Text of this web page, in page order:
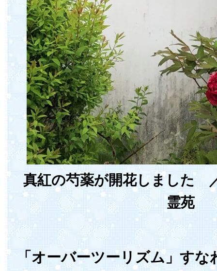
真紅の芍薬が開花しました
霊苑
「オーバーツーリズム」す